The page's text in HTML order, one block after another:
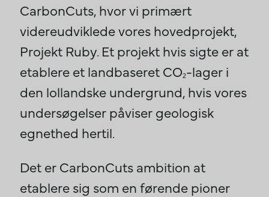
CarbonCuts, hvor vi primært
videreudviklede vores hovedprojekt,
Projekt Ruby. Et projekt hvis sigte er at
etablere et landbaseret CO2-lager i
den lollandske undergrund, hvis vores
undersøgelser påviser geologisk
egnethed hertil.
Det er CarbonCuts ambition at
etablere sig som en førende pioner